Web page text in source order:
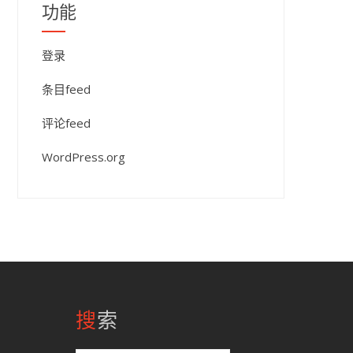
功能
登录
条目feed
评论feed
WordPress.org
搜索